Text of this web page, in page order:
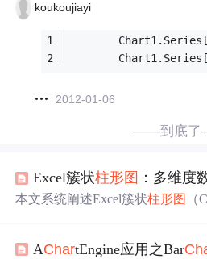
koukoujiayi
        Chart1.Series[
        Chart1.Series[
2012-01-06
——到底
Excel簇状柱形图 ：多维度
本文系统阐述Excel簇状柱形图 （
用边界（如系列数≤4、避免量级
AChartEngine应用之Bar